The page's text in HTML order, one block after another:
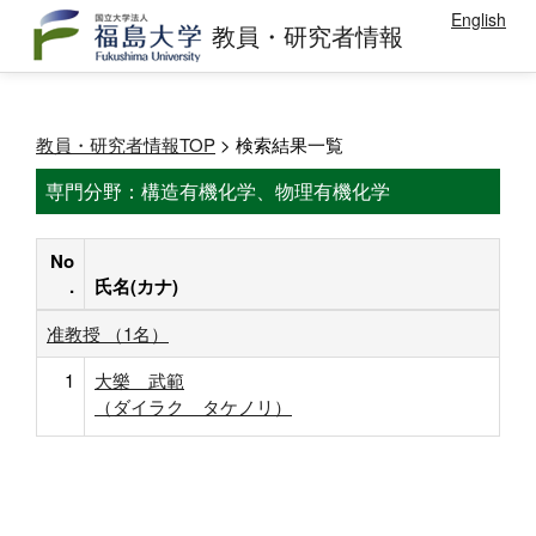
教員・研究者情報 English
教員・研究者情報TOP > 検索結果一覧
専門分野：構造有機化学、物理有機化学
No
.
氏名(カナ)
准教授 （1名）
1
大樂 武範
（ダイラク タケノリ）